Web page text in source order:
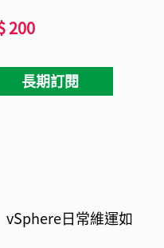
200
長期訂閱
日常維運如